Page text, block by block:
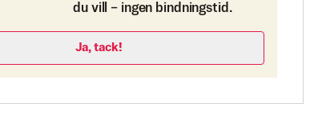
du vill – ingen bindningstid.
Ja, tack!